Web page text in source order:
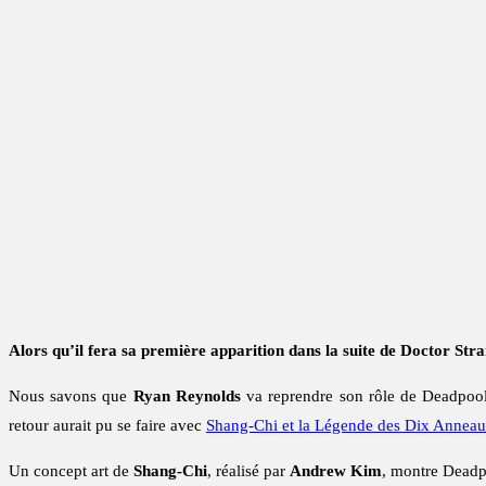
Alors qu’il fera sa première apparition dans la suite de Doctor
Nous savons que Ryan Reynoldsva reprendre son rôle de
retour aurait pu se faire avec Shang-Chi et la Légende des Dix
Un concept art de Shang-Chi, réalisé par Andrew Kim, montre